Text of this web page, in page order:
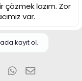
çözmek lazım. Zor
var.
kayıt ol.
TumblrWhatsApp
E-posta